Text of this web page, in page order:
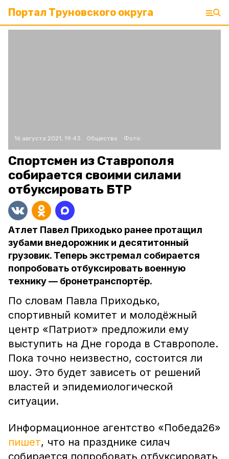
Портал Труновского округа
16 августа 2021, 19:43 Общество Фото:
Спортсмен из Ставрополя
собирается своими силами
отбуксировать БТР
Атлет Павел Приходько ранее протащил
зубами внедорожник и десятитонный
грузовик. Теперь экстремал собирается
попробовать отбуксировать военную
технику — бронетранспортёр.
По словам Павла Приходько,
спортивный комитет и молодёжный
центр «Патриот» предложили ему
выступить на Дне города в Ставрополе.
Пока точно неизвестно, состоится ли
шоу. Это будет зависеть от решений
властей и эпидемиологической
ситуации.
Информационное агентство «Победа26»
пишет, что на празднике силач
собирается попробовать отбуксировать